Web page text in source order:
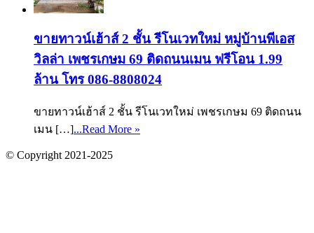
ขายทาวน์เฮ้าส์ 2 ชั้น รีโนเวทใหม่ หมู่บ้านพีเอส
วิลล่า เพชรเกษม 69 ติดถนนเมน ฟรีโอน 1.99
ล้าน โทร 086-8808024
ขายทาวน์เฮ้าส์ 2 ชั้น รีโนเวทใหม่ เพชรเกษม 69 ติดถนน
เมน […]...Read More »
© Copyright 2021-2025